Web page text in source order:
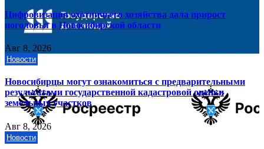
Цифровизация охотничьего хозяйства дала прирост
поголовья в Новосибирской области
Авг 8, 2026
Новости
Новосибирцы могут ознакомиться с предварительными
результатами государственной кадастровой оценки
земельных участков
Авг 8, 2026
Новости